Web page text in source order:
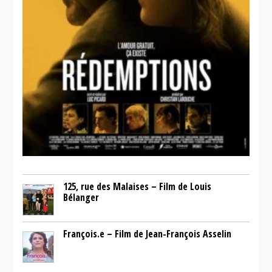
125, rue des Malaises – Film de Louis
Bélanger
François.e – Film de Jean-François Asselin